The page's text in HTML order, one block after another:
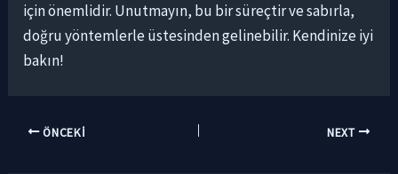
için önemlidir. Unutmayın, bu bir süreçtir ve sabırla,
doğru yöntemlerle üstesinden gelinebilir. Kendinize iyi
bakın!
ÖNCEKI NEXT